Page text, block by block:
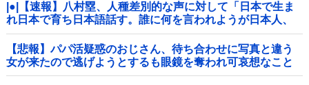
|●|【速報】八村塁、人種差別的な声に対して「日本で生ま
れ日本で育ち日本語話す。誰に何を言われようが日本人、
日本人であるプライドがある」
【悲報】パパ活疑惑のおじさん、待ち合わせに写真と違う
女が来たので逃げようとするも眼鏡を奪われ可哀想なこと
になっているところを激写されてしまう…